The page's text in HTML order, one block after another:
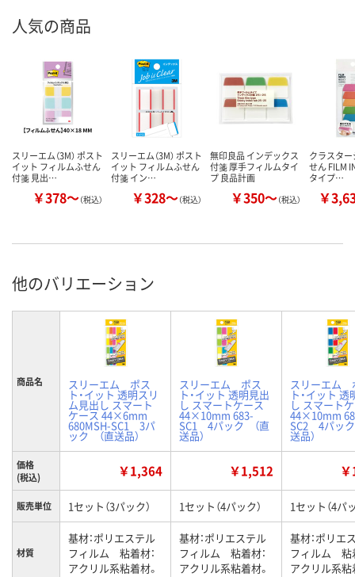
人気の商品
スリーエム（3M） ポスト
イット フィルムふせん
付箋 見出…
￥378～（税込）
スリーエム（3M） ポスト
イット フィルムふせん
付箋 イン…
￥328～（税込）
無印良品 インデックス
付箋 厚手フィルムタイ
プ 良品計画
￥350～（税込）
クラスタ
せん FILM
タイプ…
￥
他のバリエーション
商品名 スリーエム ポス
ト・イット 透明スリ
ム見出し スマート
ケース 44×6mm
680MSH-SC1 3パ
ック （直送品）
スリーエム ポス
ト・イット 透明見出
し スマートケース
44×10mm 683-
SC1 4パック （直
送品）
スリーエム
ト・イット
し スマート
44×10mm
SC2 4パッ
送品）
価格
(税込)
￥1,364 ￥1,512
販売単位 1セット（3パック） 1セット（4パック） 1セット（4パ
材質
基材：ポリエステル
フィルム 粘着材：
アクリル系粘着材。
基材：ポリエステル
フィルム 粘着材：
アクリル系粘着材。
基材：ポリエ
フィルム 粘
アクリル系粘